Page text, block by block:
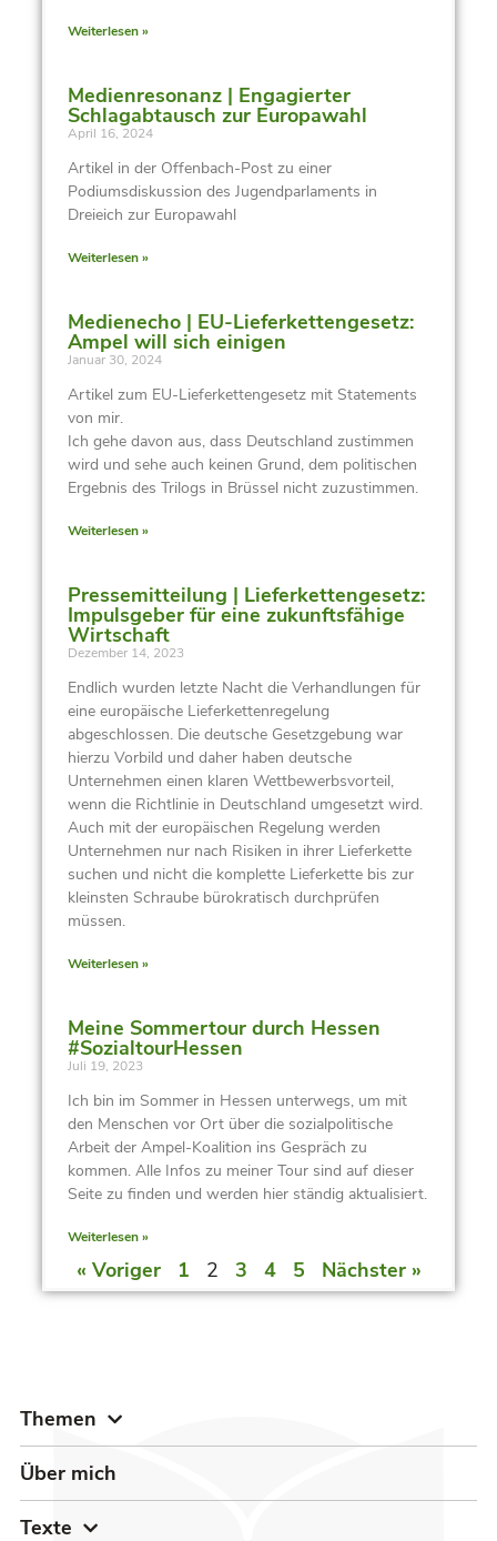
Weiterlesen »
Medienresonanz | Engagierter
Schlagabtausch zur Europawahl
April 16, 2024
Artikel in der Offenbach-Post zu einer
Podiumsdiskussion des Jugendparlaments in
Dreieich zur Europawahl
Weiterlesen »
Medienecho | EU-Lieferkettengesetz:
Ampel will sich einigen
Januar 30, 2024
Artikel zum EU-Lieferkettengesetz mit Statements
von mir.
Ich gehe davon aus, dass Deutschland zustimmen
wird und sehe auch keinen Grund, dem politischen
Ergebnis des Trilogs in Brüssel nicht zuzustimmen.
Weiterlesen »
Pressemitteilung | Lieferkettengesetz:
Impulsgeber für eine zukunftsfähige
Wirtschaft
Dezember 14, 2023
Endlich wurden letzte Nacht die Verhandlungen für
eine europäische Lieferkettenregelung
abgeschlossen. Die deutsche Gesetzgebung war
hierzu Vorbild und daher haben deutsche
Unternehmen einen klaren Wettbewerbsvorteil,
wenn die Richtlinie in Deutschland umgesetzt wird.
Auch mit der europäischen Regelung werden
Unternehmen nur nach Risiken in ihrer Lieferkette
suchen und nicht die komplette Lieferkette bis zur
kleinsten Schraube bürokratisch durchprüfen
müssen.
Weiterlesen »
Meine Sommertour durch Hessen
#SozialtourHessen
Juli 19, 2023
Ich bin im Sommer in Hessen unterwegs, um mit
den Menschen vor Ort über die sozialpolitische
Arbeit der Ampel-Koalition ins Gespräch zu
kommen. Alle Infos zu meiner Tour sind auf dieser
Seite zu finden und werden hier ständig aktualisiert.
Weiterlesen »
« Voriger 1 2 3 4 5 Nächster »
Themen
Über mich
Texte